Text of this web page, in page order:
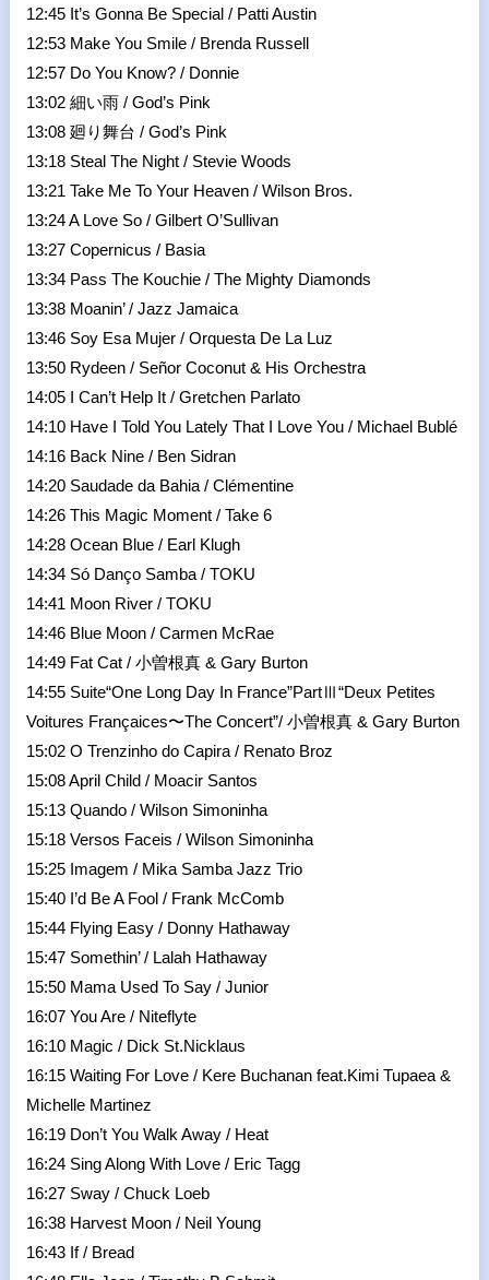
12:45 It’s Gonna Be Special / Patti Austin
12:53 Make You Smile / Brenda Russell
12:57 Do You Know? / Donnie
13:02 細い雨 / God’s Pink
13:08 廻り舞台 / God’s Pink
13:18 Steal The Night / Stevie Woods
13:21 Take Me To Your Heaven / Wilson Bros.
13:24 A Love So / Gilbert O’Sullivan
13:27 Copernicus / Basia
13:34 Pass The Kouchie / The Mighty Diamonds
13:38 Moanin’ / Jazz Jamaica
13:46 Soy Esa Mujer / Orquesta De La Luz
13:50 Rydeen / Señor Coconut & His Orchestra
14:05 I Can’t Help It / Gretchen Parlato
14:10 Have I Told You Lately That I Love You / Michael Bublé
14:16 Back Nine / Ben Sidran
14:20 Saudade da Bahia / Clémentine
14:26 This Magic Moment / Take 6
14:28 Ocean Blue / Earl Klugh
14:34 Só Danço Samba / TOKU
14:41 Moon River / TOKU
14:46 Blue Moon / Carmen McRae
14:49 Fat Cat / 小曽根真 & Gary Burton
14:55 Suite“One Long Day In France”PartⅢ“Deux Petites
Voitures Françaices〜The Concert”/ 小曽根真 & Gary Burton
15:02 O Trenzinho do Capira / Renato Broz
15:08 April Child / Moacir Santos
15:13 Quando / Wilson Simoninha
15:18 Versos Faceis / Wilson Simoninha
15:25 Imagem / Mika Samba Jazz Trio
15:40 I’d Be A Fool / Frank McComb
15:44 Flying Easy / Donny Hathaway
15:47 Somethin’ / Lalah Hathaway
15:50 Mama Used To Say / Junior
16:07 You Are / Niteflyte
16:10 Magic / Dick St.Nicklaus
16:15 Waiting For Love / Kere Buchanan feat.Kimi Tupaea &
Michelle Martinez
16:19 Don’t You Walk Away / Heat
16:24 Sing Along With Love / Eric Tagg
16:27 Sway / Chuck Loeb
16:38 Harvest Moon / Neil Young
16:43 If / Bread